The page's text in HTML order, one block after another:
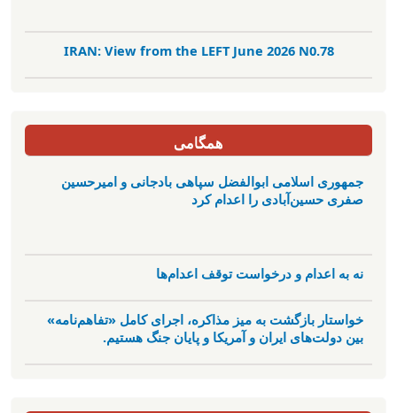
IRAN: View from the LEFT June 2026 N0.78
همگامی
جمهوری اسلامی ابوالفضل سپاهی بادجانی و امیرحسین
صفری حسین‌آبادی را اعدام کرد
نه به اعدام و درخواست توقف اعدام‌ها
خواستار بازگشت به میز مذاکره، اجرای کامل «تفاهم‌نامه»
بین دولت‌های ایران و آمریکا و پایان جنگ هستیم.